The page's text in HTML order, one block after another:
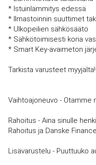
* Istuinlämmitys edessä
* Ilmastoinnin suuttimet
* Ulkopeilien sähkösäätö
* Sähkötoimisesti koria
* Smart Key-avaimeton
Tarkista varusteet myyjältä!
Vaihtoajoneuvo - Otamme
Rahoitus - Aina sinulle
Rahoitus ja Danske Finance
Lisävarustelu - Puuttuuko